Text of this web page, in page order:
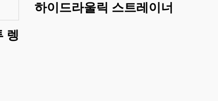
렝
하이드라울릭 스트레이너